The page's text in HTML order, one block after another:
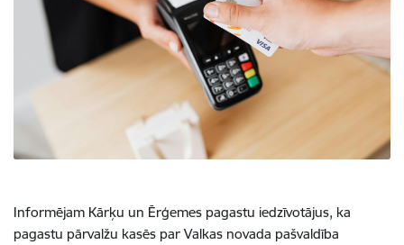
Informējam Kārķu un Ērģemes pagastu iedzīvotājus, ka
pagastu pārvalžu kasēs par Valkas novada pašvaldība